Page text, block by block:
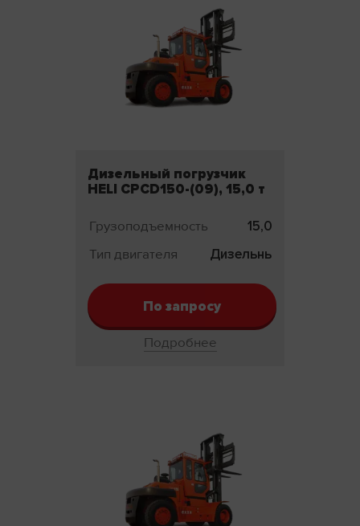
Дизельный погрузчик
HELI CPCD150-(09), 15,0 т
Грузоподъемность
15,0 т
Тип двигателя
Дизельный
По запросу
Подробнее